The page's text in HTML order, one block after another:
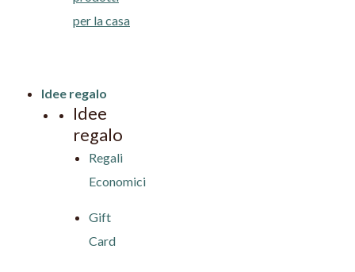
per la casa
Idee regalo
Idee
regalo
Regali
Economici
Gift
Card